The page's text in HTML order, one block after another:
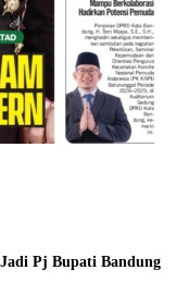
Pj Bupati Bandung